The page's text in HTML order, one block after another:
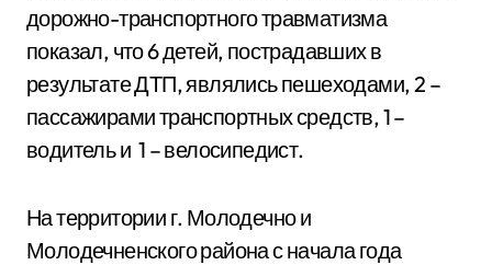
дорожно-транспортного травматизма
показал, что 6 детей, пострадавших в
результате ДТП, являлись пешеходами, 2 –
пассажирами транспортных средств, 1 –
водитель и 1 – велосипедист.
На территории г. Молодечно и
Молодечненского района с начала года